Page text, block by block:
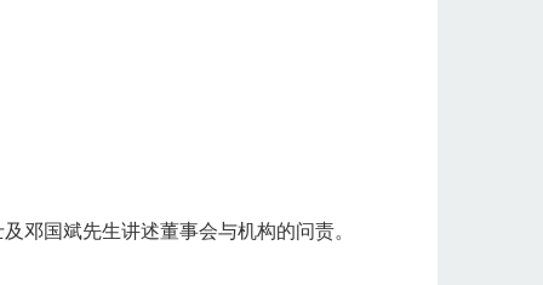
邓国斌先生讲述董事会与机构的问责。